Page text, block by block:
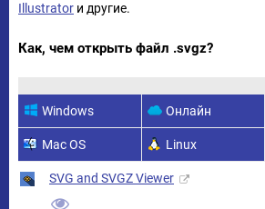
Illustrator и другие.
Как, чем открыть файл .svgz?
Windows Онлайн
Mac OS Linux
SVG and SVGZ Viewer